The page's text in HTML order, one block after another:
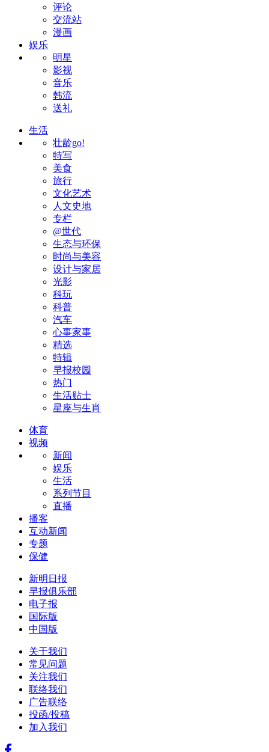
评论
交流站
漫画
娱乐
明星
影视
音乐
韩流
送礼
生活
壮龄go!
特写
美食
旅行
文化艺术
人文史地
专栏
@世代
生态与环保
时尚与美容
设计与家居
光影
科玩
科普
汽车
心事家事
精选
特辑
早报校园
热门
生活贴士
星座与生肖
体育
视频
新闻
娱乐
生活
系列节目
直播
播客
互动新闻
专题
保健
新明日报
早报俱乐部
电子报
国际版
中国版
关于我们
常见问题
关注我们
联络我们
广告联络
投函/投稿
加入我们